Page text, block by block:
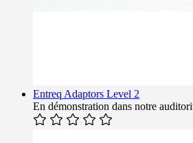
Entreq Adaptors Level 2
En démonstration dans notre